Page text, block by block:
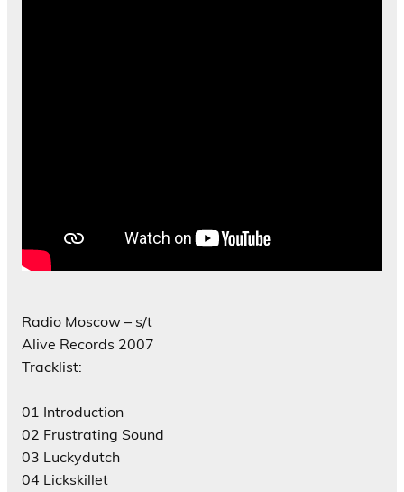
Radio Moscow – s/t
Alive Records 2007
Tracklist:
01 Introduction
02 Frustrating Sound
03 Luckydutch
04 Lickskillet